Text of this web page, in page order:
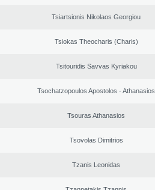
Tsiartsionis Nikolaos Georgiou
Tsiokas Theocharis (Charis)
Tsitouridis Savvas Kyriakou
Tsochatzopoulos Apostolos - Athanasios
Tsouras Athanasios
Tsovolas Dimitrios
Tzanis Leonidas